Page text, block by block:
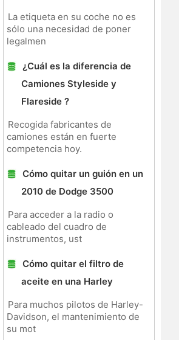
La etiqueta en su coche no es
sólo una necesidad de poner
legalmen
¿Cuál es la diferencia de
Camiones Styleside y
Flareside ?
Recogida fabricantes de
camiones están en fuerte
competencia hoy.
Cómo quitar un guión en un
2010 de Dodge 3500
Para acceder a la radio o
cableado del cuadro de
instrumentos, ust
Cómo quitar el filtro de
aceite en una Harley
Para muchos pilotos de Harley-
Davidson, el mantenimiento de
su mot